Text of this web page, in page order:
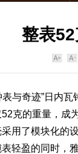
整表
表与奇迹”日内瓦
52克的重量，成
用了模块化的
轻盈的同时，